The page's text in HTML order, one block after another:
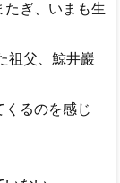
たぎ、いまも生
祖父、鯨井巖
るのを感じ